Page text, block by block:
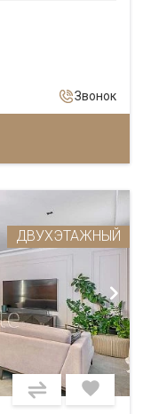
Звонок
ДВУХЭТАЖНЫЙ